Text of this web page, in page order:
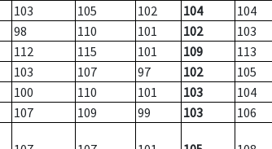
103 105 102 104
104
98 110 101 102
103
112 115 101 109
113
103 107 97 102
105
100 110 101 103
104
107 109 99 103 106